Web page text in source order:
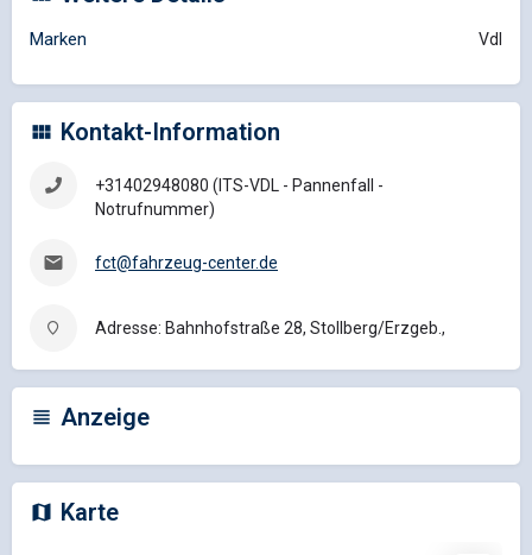
Marken Vdl
Kontakt-Information
+31402948080 (ITS-VDL - Pannenfall -
Notrufnummer)
fct@fahrzeug-center.de
Adresse: Bahnhofstraße 28, Stollberg/Erzgeb.,
Anzeige
Karte